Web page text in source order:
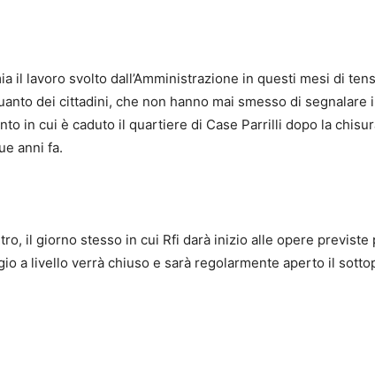
il lavoro svolto dall’Amministrazione in questi mesi di
dei cittadini, che non hanno mai smesso di segnalare
in cui è caduto il quartiere di Case Parrilli dopo la
anni fa.
il giorno stesso in cui Rfi darà inizio alle opere previste
a livello verrà chiuso e sarà regolarmente aperto il